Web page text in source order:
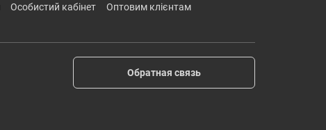
особистий кабінет
оптовим клієнтам
Обратная связь